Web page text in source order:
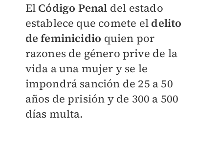
El Código Penal del estado
establece que comete el delito
de feminicidio quien por
razones de género prive de la
vida a una mujer y se le
impondrá sanción de 25 a 50
años de prisión y de 300 a 500
días multa.